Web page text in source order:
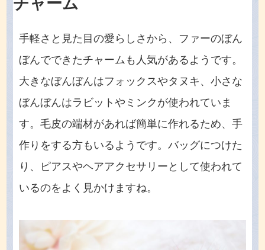
チャーム
手軽さと見た目の愛らしさから、ファーのぼん
ぼんでできたチャームも人気があるようです。
大きなぼんぼんはフォックスやタヌキ、小さな
ぼんぼんはラビットやミンクが使われていま
す。毛皮の端材があれば簡単に作れるため、手
作りをする方もいるようです。バッグにつけた
り、ピアスやヘアアクセサリーとして使われて
いるのをよく見かけますね。